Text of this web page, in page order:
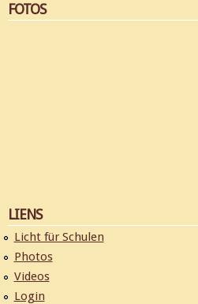
FOTOS
LIENS
Licht für Schulen
Photos
Videos
Login